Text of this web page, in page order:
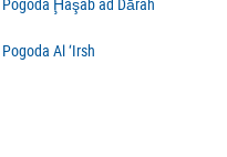
Pogoda Al ‘Irsh